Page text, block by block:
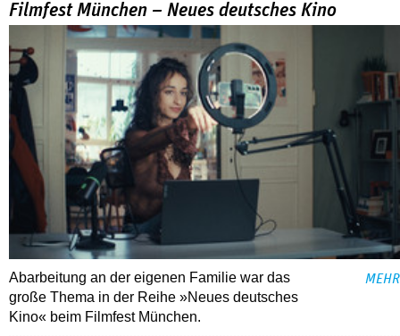
Filmfest München – Neues deutsches Kino
Abarbeitung an der eigenen Familie war das
große Thema in der Reihe »Neues deutsches
Kino« beim Filmfest München.
MEHR